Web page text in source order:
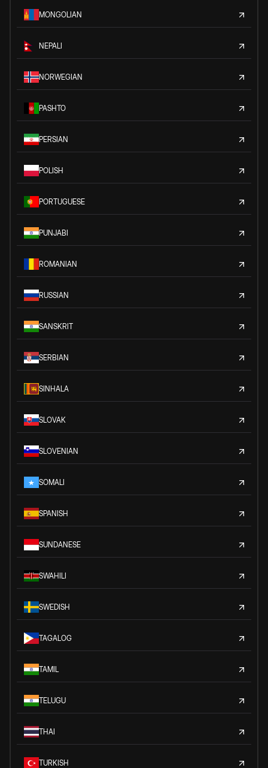
MONGOLIAN
NEPALI
NORWEGIAN
PASHTO
PERSIAN
POLISH
PORTUGUESE
PUNJABI
ROMANIAN
RUSSIAN
SANSKRIT
SERBIAN
SINHALA
SLOVAK
SLOVENIAN
SOMALI
SPANISH
SUNDANESE
SWAHILI
SWEDISH
TAGALOG
TAMIL
TELUGU
THAI
TURKISH